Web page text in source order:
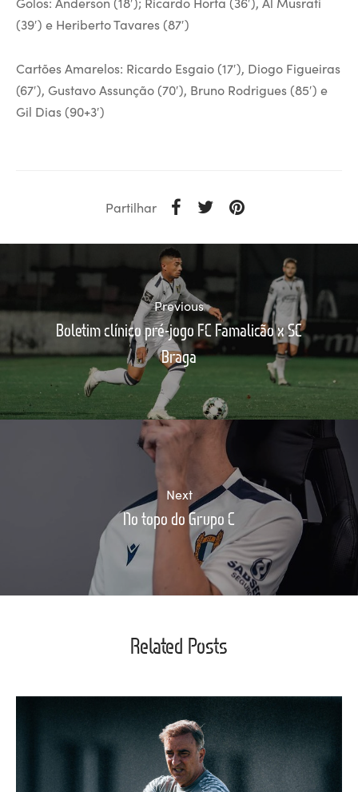
(39′) e Heriberto Tavares (87′)
Cartões Amarelos: Ricardo Esgaio (17′), Diogo Figueiras
(67′), Gustavo Assunção (70′), Bruno Rodrigues (85′) e
Gil Dias (90+3′)
Partilhar
Previous
Boletim clínico pré-jogo FC Famalicão x SC
Braga
Next
No topo do Grupo C
Related Posts